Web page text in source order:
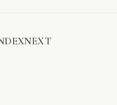
NEXT